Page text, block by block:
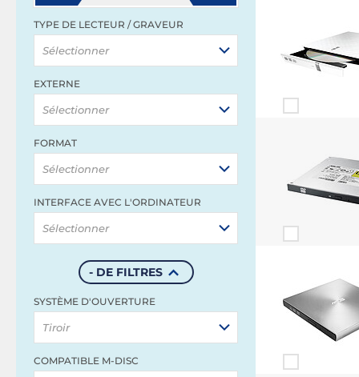
TYPE DE LECTEUR / GRAVEUR
Sélectionner
EXTERNE
Sélectionner
FORMAT
Sélectionner
INTERFACE AVEC L'ORDINATEUR
Sélectionner
- DE FILTRES
SYSTÈME D'OUVERTURE
Tiroir
COMPATIBLE M-DISC